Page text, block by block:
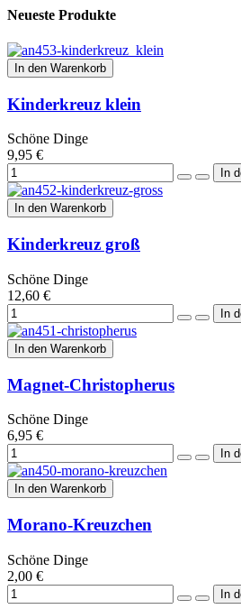
Neueste Produkte
In den Warenkorb
Kinderkreuz klein
Schöne Dinge
9,95 €
In den Warenkorb
Kinderkreuz groß
Schöne Dinge
12,60 €
In den Warenkorb
Magnet-Christopherus
Schöne Dinge
6,95 €
In den Warenkorb
Morano-Kreuzchen
Schöne Dinge
2,00 €